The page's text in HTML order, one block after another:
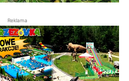
Reklama